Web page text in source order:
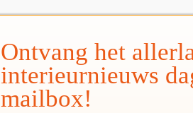
Ontvang het
interieurnieuws
mailbox!